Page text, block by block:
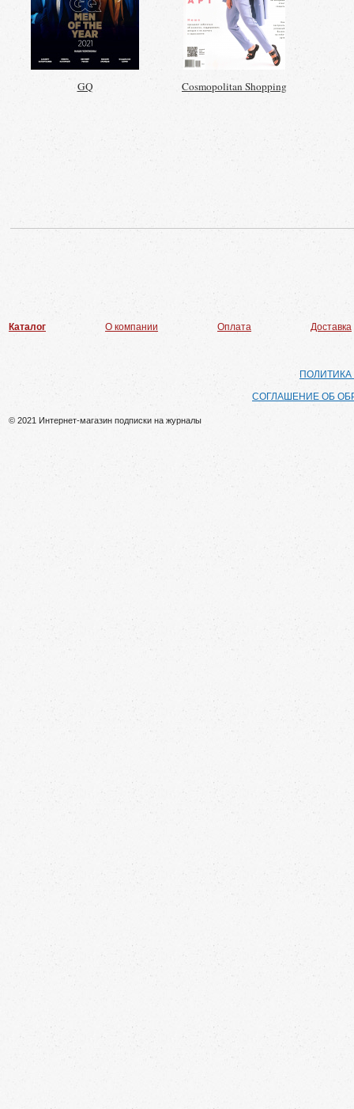
GQ Cosmopolitan Shopping
Каталог О компании Оплата Доставка
СОГЛАШЕНИЕ ОБ
© 2021 Интернет-магазин подписки на журналы